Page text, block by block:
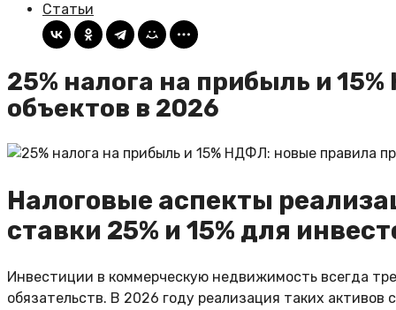
Статьи
25% налога на прибыль и
объектов в 2026
Налоговые аспекты
ставки 25% и 15% для
Инвестиции в коммерческую недвижимость всегда
обязательств. В 2026 году реализация таких